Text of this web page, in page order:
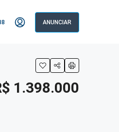
ANUNCIAR
1.398.000